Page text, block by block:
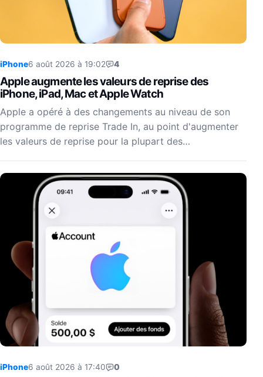
iPhone6 août 2026 à 19:02 4
Apple augmente les valeurs de reprise des
iPhone, iPad, Mac et Apple Watch
Apple a opéré à des changements au niveau de son
programme de reprise Trade In, au point d'augmenter
les valeurs de reprise pour la plupart des…
iPhone6 août 2026 à 17:40 0